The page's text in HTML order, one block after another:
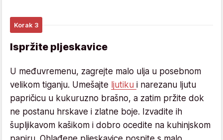
Korak 3
Ispržite pljeskavice
U međuvremenu, zagrejte malo ulja u posebnom
velikom tiganju. Umešajte ljutiku i narezanu ljutu
papričicu u kukuruzno brašno, a zatim pržite dok
ne postanu hrskave i zlatne boje. Izvadite ih
šupljikavom kašikom i dobro ocedite na kuhinjskom